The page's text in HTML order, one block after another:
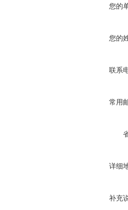
您的
您的
联系
常用
详细
补充